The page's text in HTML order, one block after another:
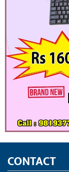
CONTACT